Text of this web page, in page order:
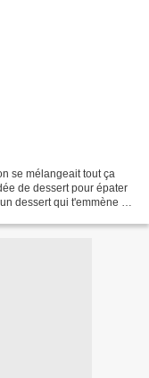
se mélangeait tout ça
de dessert pour épater
dessert qui t'emmène au